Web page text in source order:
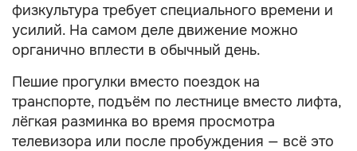
физкультура требует специального времени и
усилий. На самом деле движение можно
органично вплести в обычный день.
Пешие прогулки вместо поездок на
транспорте, подъём по лестнице вместо лифта,
лёгкая разминка во время просмотра
телевизора или после пробуждения — всё это